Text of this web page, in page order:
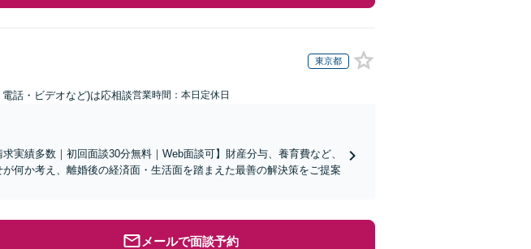
東京都
話・ビデオなど)は応相談営業時間：本日定休日
実績多数｜初回面談30分無料｜Web面談可】財産分与、養育費など、
何か考え、離婚後の経済面・生活面を踏まえた最善の解決策をご提案
メールで面談予約